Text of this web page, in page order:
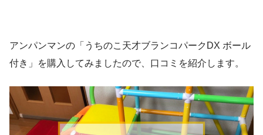
アンパンマンの「うちのこ天才ブランコパークDX ボール
付き」を購入してみましたので、口コミを紹介します。